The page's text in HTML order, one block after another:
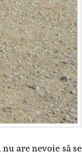
are nevoie să se